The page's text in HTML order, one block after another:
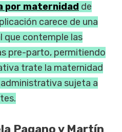
por maternidad de
carece de una
que contemple las
pre-parto, permitiendo
trate la maternidad
sujeta a
Pagano y Martín